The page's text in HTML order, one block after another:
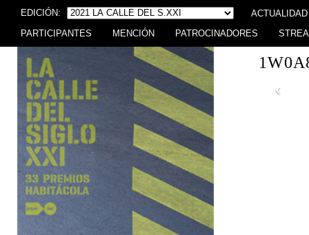
EDICIÓN: ACTUALIDAD
PARTICIPANTES MENCIÓN PATROCINADORES